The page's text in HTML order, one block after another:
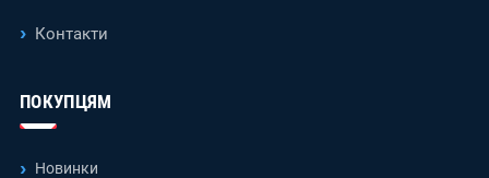
Контакти
ПОКУПЦЯМ
Новинки